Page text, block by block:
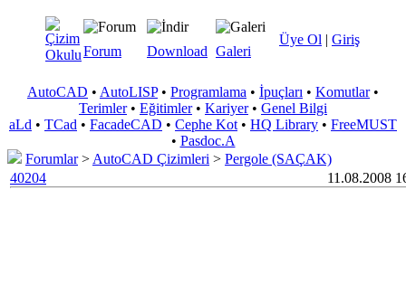
Üye Ol | Giriş
Forum Download Galeri
AutoCAD • AutoLISP• Programlama • İpuçları • Komutlar•
Terimler• Eğitimler• Kariyer• Genel Bilgi
aLd • TCad • FacadeCAD • Cephe Kot • HQ Library • FreeMUST
• Pasdoc.A
Forumlar> AutoCAD Çizimleri > Pergole (SAÇAK)
40204
11.08.2008